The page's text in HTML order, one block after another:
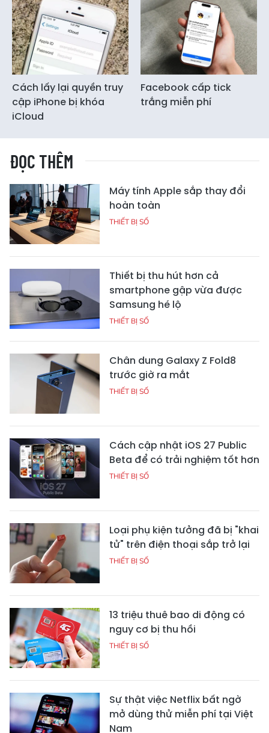
Cách lấy lại quyền truy
cập iPhone bị khóa
iCloud
Facebook cấp tick
trắng miễn phí
ĐỌC THÊM
Máy tính Apple sắp thay đổi
hoàn toàn
THIẾT BỊ SỐ
Thiết bị thu hút hơn cả
smartphone gập vừa được
Samsung hé lộ
THIẾT BỊ SỐ
Chân dung Galaxy Z Fold8
trước giờ ra mắt
THIẾT BỊ SỐ
Cách cập nhật iOS 27 Public
Beta để có trải nghiệm tốt hơn
THIẾT BỊ SỐ
Loại phụ kiện tưởng đã bị "khai
tử" trên điện thoại sắp trở lại
THIẾT BỊ SỐ
13 triệu thuê bao di động có
nguy cơ bị thu hồi
THIẾT BỊ SỐ
Sự thật việc Netflix bất ngờ
mở dùng thử miễn phí tại Việt
Nam